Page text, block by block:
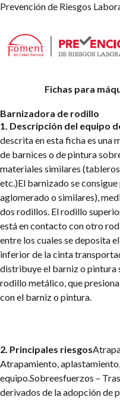
Prevención de Riesgos
Fichas para
Barnizadora de rodillo
1. Descripción del equipo
descrita en esta ficha es una
de barnices o de pintura
materiales similares
etc.)El barnizado se
aglomerado o similares),
dos rodillos. El rodillo
está en contacto con otro
entre los cuales se deposita
inferior de la cinta
distribuye el barniz o pintura
rodillo metálico, que
con el barniz o pintura.
2. Principales riesgos
Atrapamiento,
equipo.Sobreesfuerzos –
derivados de la adopción de